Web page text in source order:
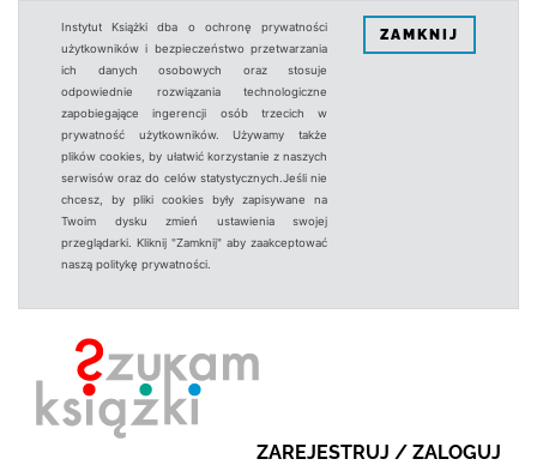
Instytut Książki dba o ochronę prywatności
użytkowników i bezpieczeństwo przetwarzania
ich danych osobowych oraz stosuje
odpowiednie rozwiązania technologiczne
zapobiegające ingerencji osób trzecich w
prywatność użytkowników. Używamy także
plików cookies, by ułatwić korzystanie z naszych
serwisów oraz do celów statystycznych.Jeśli nie
chcesz, by pliki cookies były zapisywane na
Twoim dysku zmień ustawienia swojej
przeglądarki. Kliknij "Zamknij" aby zaakceptować
naszą politykę prywatności.
ZAMKNIJ
ZAREJESTRUJ / ZALOGUJ